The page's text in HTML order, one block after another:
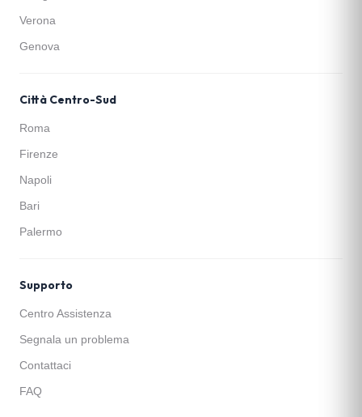
Verona
Genova
Città Centro-Sud
Roma
Firenze
Napoli
Bari
Palermo
Supporto
Centro Assistenza
Segnala un problema
Contattaci
FAQ